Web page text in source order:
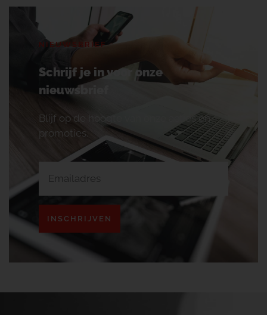
NIEUWSBRIEF
Schrijf je in voor onze
nieuwsbrief
Blijf op de hoogte van onze acties en
promoties.
INSCHRIJVEN